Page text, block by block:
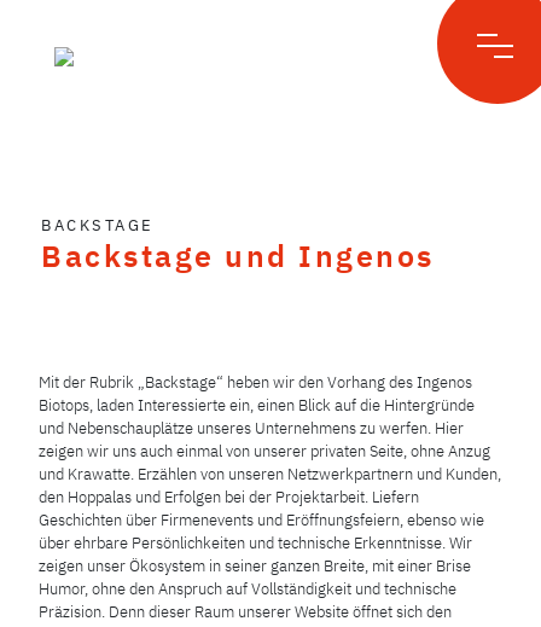
contentBACKSTAGE
Backstage und Ingenos
Mit der Rubrik „Backstage“ heben wir den Vorhang des Ingenos
Biotops, laden Interessierte ein, einen Blick auf die Hintergründe
und Nebenschauplätze unseres Unternehmens zu werfen. Hier
zeigen wir uns auch einmal von unserer privaten Seite, ohne Anzug
und Krawatte. Erzählen von unseren Netzwerkpartnern und Kunden,
den Hoppalas und Erfolgen bei der Projektarbeit. Liefern
Geschichten über Firmenevents und Eröffnungsfeiern, ebenso wie
über ehrbare Persönlichkeiten und technische Erkenntnisse. Wir
zeigen unser Ökosystem in seiner ganzen Breite, mit einer Brise
Humor, ohne den Anspruch auf Vollständigkeit und technische
Präzision. Denn dieser Raum unserer Website öffnet sich den